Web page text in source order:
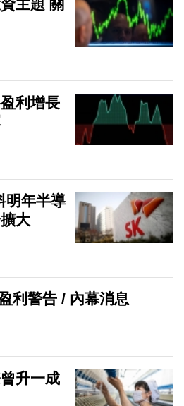
主題 關
利增長
明年半導
大
利警告 / 內幕消息
升一成